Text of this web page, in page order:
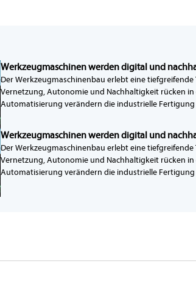
Werkzeugmaschinen werden digital und
Der Werkzeugmaschinenbau erlebt eine
Vernetzung, Autonomie und Nachhaltigkeit rücken
Automatisierung verändern die industrielle
Werkzeugmaschinen werden digital und
Der Werkzeugmaschinenbau erlebt eine
Vernetzung, Autonomie und Nachhaltigkeit rücken
Automatisierung verändern die industrielle